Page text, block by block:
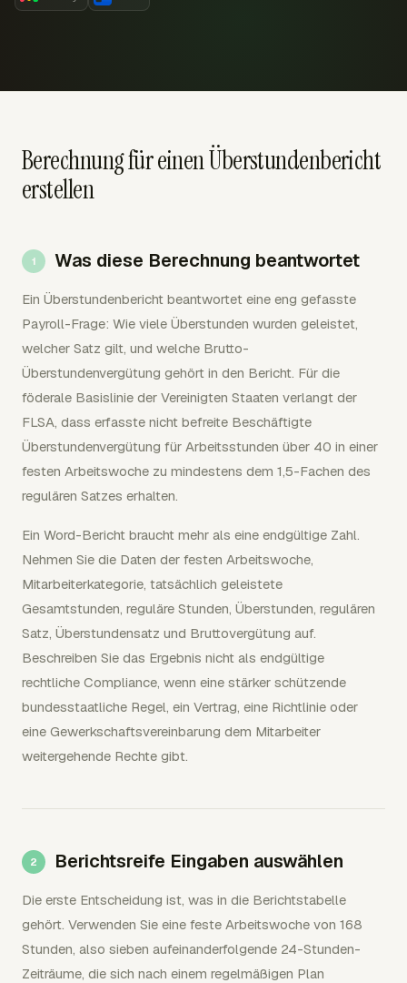
Berechnung für einen Überstundenbericht
erstellen
Was diese Berechnung beantwortet
Ein Überstundenbericht beantwortet eine eng gefasste
Payroll-Frage: Wie viele Überstunden wurden geleistet,
welcher Satz gilt, und welche Brutto-
Überstundenvergütung gehört in den Bericht. Für die
föderale Basislinie der Vereinigten Staaten verlangt der
FLSA, dass erfasste nicht befreite Beschäftigte
Überstundenvergütung für Arbeitsstunden über 40 in einer
festen Arbeitswoche zu mindestens dem 1,5-Fachen des
regulären Satzes erhalten.
Ein Word-Bericht braucht mehr als eine endgültige Zahl.
Nehmen Sie die Daten der festen Arbeitswoche,
Mitarbeiterkategorie, tatsächlich geleistete
Gesamtstunden, reguläre Stunden, Überstunden, regulären
Satz, Überstundensatz und Bruttovergütung auf.
Beschreiben Sie das Ergebnis nicht als endgültige
rechtliche Compliance, wenn eine stärker schützende
bundesstaatliche Regel, ein Vertrag, eine Richtlinie oder
eine Gewerkschaftsvereinbarung dem Mitarbeiter
weitergehende Rechte gibt.
Berichtsreife Eingaben auswählen
Die erste Entscheidung ist, was in die Berichtstabelle
gehört. Verwenden Sie eine feste Arbeitswoche von 168
Stunden, also sieben aufeinanderfolgende 24-Stunden-
Zeiträume, die sich nach einem regelmäßigen Plan